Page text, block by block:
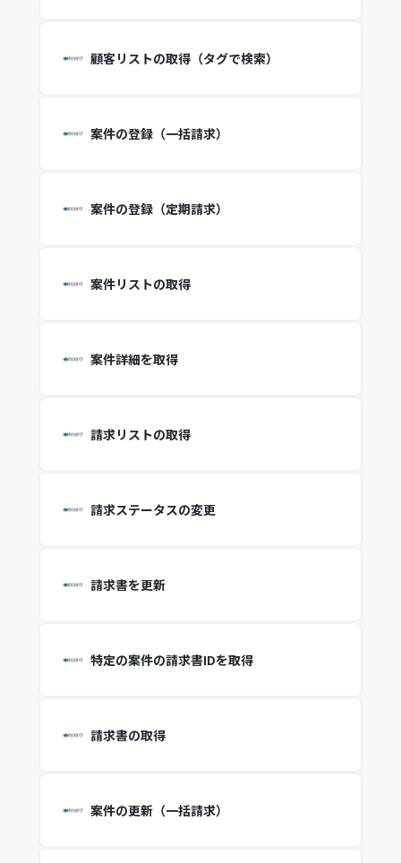
顧客リストの取得（タグで検索）
案件の登録（一括請求）
案件の登録（定期請求）
案件リストの取得
案件詳細を取得
請求リストの取得
請求ステータスの変更
請求書を更新
特定の案件の請求書IDを取得
請求書の取得
案件の更新（一括請求）